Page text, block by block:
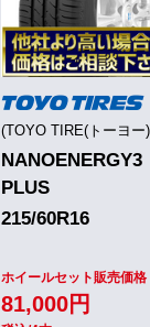
(TOYO TIRE(トーヨー
NANOENERGY3
PLUS
215/60R16
ホイールセット販売価格
81,000円